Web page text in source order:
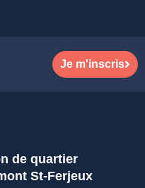
Je m'inscris
de quartier
St-Ferjeux